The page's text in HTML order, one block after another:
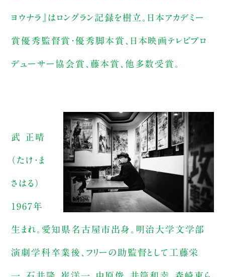
ヨウナラ』はロングラン記録を樹立。日本アカデミー
賞優秀監督賞・優秀脚本賞、日本映画テレビプロ
デューサー協会賞、藤本賞、他多数受賞。
武 正晴
（たけ・ま
さはる）
1967年
生まれ。愛知県名古屋市出身。明治大学文学部
演劇学科卒業後、フリーの助監督として工藤栄